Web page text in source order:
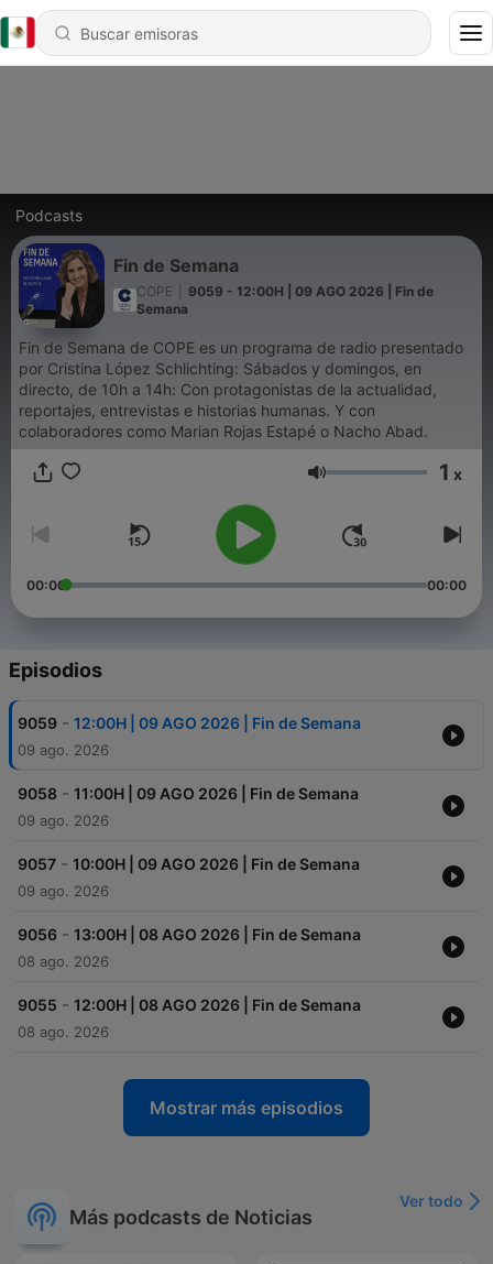
Podcasts
Fin de Semana
COPE
9059 - 12:00H | 09 AGO 2026 | Fin de
Semana
Fin de Semana de COPE es un programa de radio presentado
por Cristina López Schlichting: Sábados y domingos, en
directo, de 10h a 14h: Con protagonistas de la actualidad,
reportajes, entrevistas e historias humanas. Y con
colaboradores como Marian Rojas Estapé o Nacho Abad.
Volumen 1 x
00:00 00:00
Episodios
9059 - 12:00H | 09 AGO 2026 | Fin de Semana
09 ago. 2026
9058 - 11:00H | 09 AGO 2026 | Fin de Semana
09 ago. 2026
9057 - 10:00H | 09 AGO 2026 | Fin de Semana
09 ago. 2026
9056 - 13:00H | 08 AGO 2026 | Fin de Semana
08 ago. 2026
9055 - 12:00H | 08 AGO 2026 | Fin de Semana
08 ago. 2026
Mostrar más episodios
Más podcasts de Noticias
Ver todo